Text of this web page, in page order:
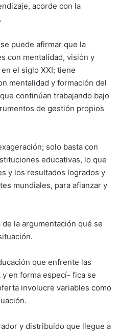
acorde con la
puede afirmar que la
con mentalidad, visión y
el siglo XXI; tiene
mentalidad y formación del
continúan trabajando bajo
de gestión propios
solo basta con
educativas, lo que
y los resultados logrados y
mundiales, para afianzar y
la argumentación qué se
que enfrente las
en forma especí- fica se
involucre variables como
y distribuido que llegue a